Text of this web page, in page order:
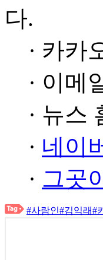
다.
· 카카
· 이메
· 뉴스
· 네이
· 그곳
#사람인#김익래#